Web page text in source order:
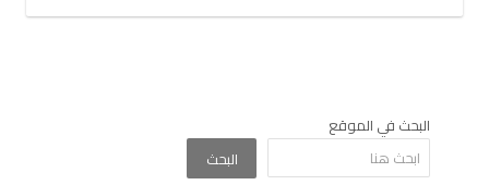
البحث في الموقع
البحث